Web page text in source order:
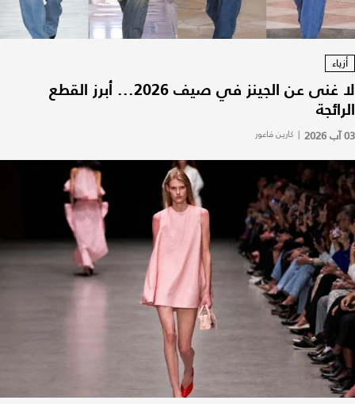
أزياء
لا غنى عن الجينز في صيف 2026... أبرز القطع
الرائجة
03 آب 2026 | كارين فاعور